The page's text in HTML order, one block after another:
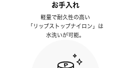
お手入れ
軽量で耐久性の高い
「リップストップナイロン」は
水洗いが可能。